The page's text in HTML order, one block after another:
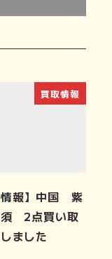
買取情報
情報】中国 紫
2点買い取
ました